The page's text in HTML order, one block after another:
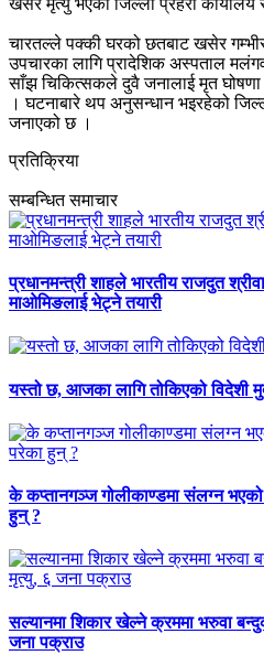
चारतल्ले पक्की घरको छतबाट खसेर
उपचारका लागि प्रादेशिक अस्पताल
साँझ चिकित्सकले दुवै जनालाई मृत घोषणा
। घटनाबारे थप अनुसन्धान भइरहेको
जनाएको छ ।
प्रतिक्रिया
सम्बन्धित समाचार
प्रधानमन्त्री शाहले भारतीय राजदुत
माओमिङलाई भेट्ने तयारी
यस्तो छ, आजका लागि तोकिएको विदेशी
के कप्तानगञ्ज गोलीकाण्डमा संलग्न
हुन् ?
सल्यानमा शिकार खेल्ने क्रममा भरुवा
जना पक्राउ